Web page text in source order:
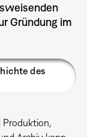
Gründung im
des